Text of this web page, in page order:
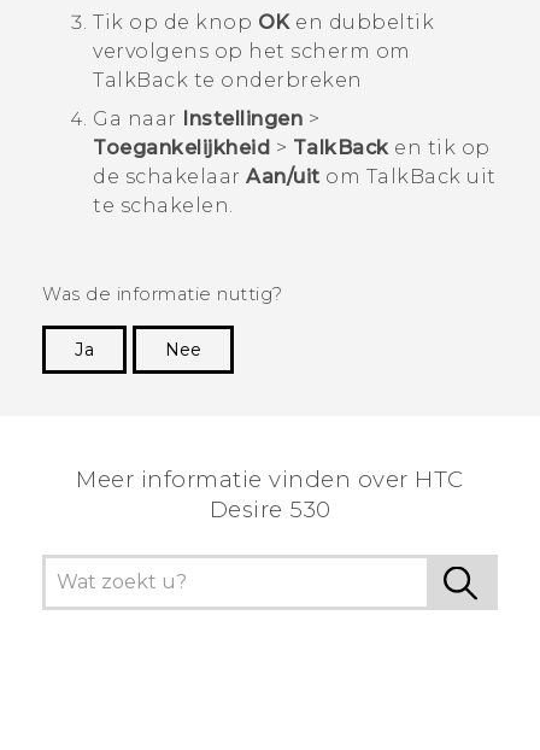
Tik op de knop OKen dubbeltik
vervolgens op het scherm om
TalkBack te onderbreken
Ga naar
Instellingen >
Toegankelijkheid > TalkBacken tik op
de schakelaar Aan/uit om TalkBack uit
te schakelen.
Was de informatie nuttig?
Ja
Nee
Meer informatie vinden over HTC
Desire 530